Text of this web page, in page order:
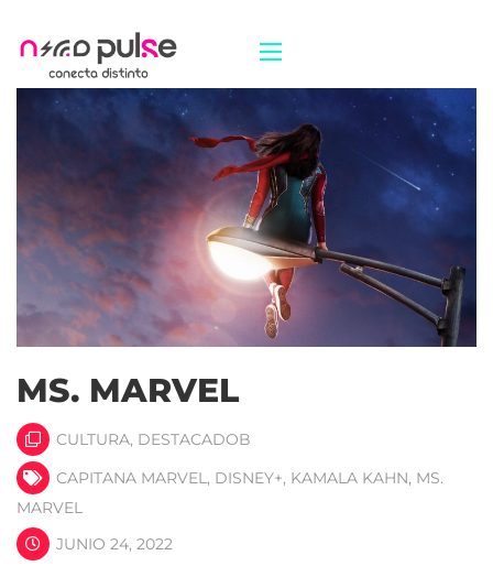
MS. MARVEL
CULTURA, DESTACADOB
CAPITANA MARVEL, DISNEY+, KAMALA KAHN, MS.
MARVEL
JUNIO 24, 2022